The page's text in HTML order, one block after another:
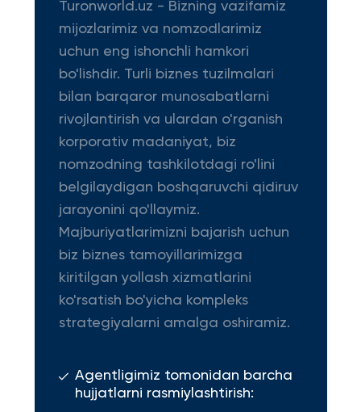
Turonworld.uz - Bizning vazifamiz
mijozlarimiz va nomzodlarimiz
uchun eng ishonchli hamkori
bo'lishdir. Turli biznes tuzilmalari
bilan barqaror munosabatlarni
rivojlantirish va ulardan o'rganish
korporativ madaniyat, biz
nomzodning tashkilotdagi ro'lini
belgilaydigan boshqaruvchi qidiruv
jarayonini qo'llaymiz.
Majburiyatlarimizni bajarish uchun
biz biznes tamoyillarimizga
kiritilgan yollash xizmatlarini
ko'rsatish bo'yicha kompleks
strategiyalarni amalga oshiramiz.
Agentligimiz tomonidan barcha
hujjatlarni rasmiylashtirish: